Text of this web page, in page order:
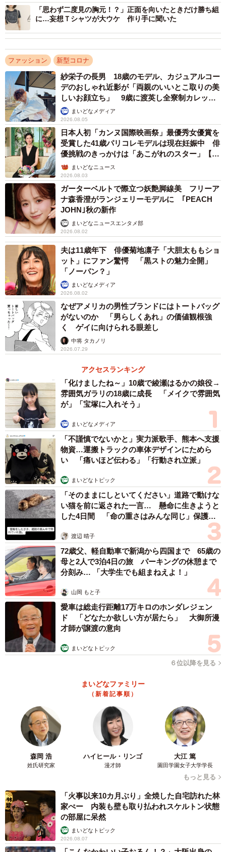
ドを組み、現役のドラマーとしても活躍する彼のイメージ
を生かすために、凛々しくかつアーティストらしいヘアー
スタイルに変えました。
大切なアイブローは、眉山を骨格に合わせ正しい位置、
正しい長さに整え、最後に「ASMフェイスデザイン」のテ
クニックで陰影をつけキリリとしたすっきりした顔立ちに
することができました。
2/4
左が変身前で、右が変身後。こんな感じになりました
男性もASMフェイスデザインで魅力UP
体験者である佐々木さんの感想を伺ってみました。「普
段、肌の手入れはあまりしていないですね。それだけに興
味があり、期待もしました。写真を見て自分でもびっくり
するぐらい肌に磨きがかかり、変身することができまし
た。周りも『（変身後のボクは）あり！』って評判も上々
でした。冬は乾燥肌になるし、年齢的にも肌のケアはちゃ
んとしておかないといけないなと痛感しています」。
これまで以上にVFXスーパーバイザーらしい顔つきにな
ったと思いませんか。佐々木さん、間違いなく、ますます
魅力的になったと思います。
次回も各界の男性のメイクオーバーをお届けします。お
楽しみに！
〈Hair by Takashi Ando (GRACE ALLEY)、Photograph by
Satomi Shirai〉
3/4
「思わず二度見の胸元！？」正面を向いたときだけ勝ち組
に…妄想Ｔシャツが大ウケ 作り手に聞いた
ファッション 新型コロナ
紗栄子の長男 18歳のモデル、カジュアルコー
デのおしゃれ近影が「両親のいいとこ取りの美
しいお顔立ち」 9歳に渡英し全寮制カレッジ
で学ぶまいどなメディア
2026.08.05
日本人初「カンヌ国際映画祭」最優秀女優賞を
受賞した41歳パリコレモデルは現在妊娠中 俳
優挑戦のきっかけは「あこがれのスター」【徹
子の部屋】
まいどなニュース
2026.08.03
ガーターベルトで際立つ妖艶脚線美 フリーア
ナ森香澄がランジェリーモデルに ｢PEACH
JOHN｣秋の新作
まいどなニュースエンタメ部
2026.08.02
夫は11歳年下 俳優菊地凛子「大胆太ももショ
ット」にファン驚愕 「黒ストの魅力全開」
「ノーパン？」
まいどなメディア
2026.08.02
なぜアメリカの男性ブランドにはトートバッグ
がないのか 「男らしくあれ」の価値観根強
く ゲイに向けられる眼差し
中将 タカノリ
2026.07.29
アクセスランキング
「化けましたね～」10歳で綾瀬はるかの娘役→
雰囲気ガラリの18歳に成長 「メイクで雰囲気
が」「宝塚に入れそう」
まいどなメディア
「不謹慎でないかと」実力派歌手、熊本へ支援
物資…運搬トラックの車体デザインにためら
い 「痛いほど伝わる」「行動され立派」
まいどなトピック
「そのままにしといてください」道路で動けな
い猫を前に返された一言… 懸命に生きようと
した4日間 「命の重さはみんな同じ」保護団
渡辺 晴子
72歳父、軽自動車で新潟から四国まで 65歳の
母と2人で3泊4日の旅 パーキングの休憩まで
分刻み… 「大学生でも組まねえよ！」
山岡 もと子
愛車は総走行距離17万キロのホンダレジェン
ド 「どなたか欲しい方が居たら」 大御所漫
才師が譲渡の意向
まいどなトピック
６位以降を見る
まいどなファミリー
（新着記事順）
森岡 浩
姓氏研究家
ハイヒール・リンゴ
漫才師
大江 篤
園田学園女子大学学長
もっと見る
「火事以来10カ月ぶり」全焼した自宅訪れた林
家ぺー 内装も壁も取り払われスケルトン状態
の部屋に呆然
まいどなトピック
2026.08.07